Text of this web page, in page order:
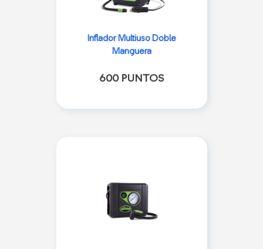
Inflador Multiuso Doble
Manguera
600 PUNTOS